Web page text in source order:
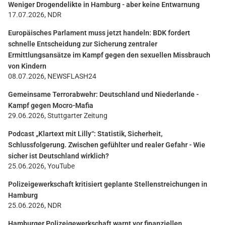
Weniger Drogendelikte in Hamburg - aber keine Entwarnung
17.07.2026, NDR
Europäisches Parlament muss jetzt handeln: BDK fordert
schnelle Entscheidung zur Sicherung zentraler
Ermittlungsansätze im Kampf gegen den sexuellen Missbrauch
von Kindern
08.07.2026, NEWSFLASH24
Gemeinsame Terrorabwehr: Deutschland und Niederlande -
Kampf gegen Mocro-Mafia
29.06.2026, Stuttgarter Zeitung
Podcast „Klartext mit Lilly“: Statistik, Sicherheit,
Schlussfolgerung. Zwischen gefühlter und realer Gefahr - Wie
sicher ist Deutschland wirklich?
25.06.2026, YouTube
Polizeigewerkschaft kritisiert geplante Stellenstreichungen in
Hamburg
25.06.2026, NDR